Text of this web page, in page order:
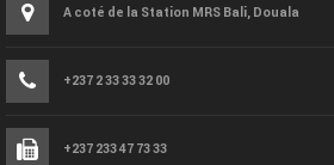
A coté de la Station MRS Bali, Douala
+237 2 33 33 32 00
+237 233 47 73 33